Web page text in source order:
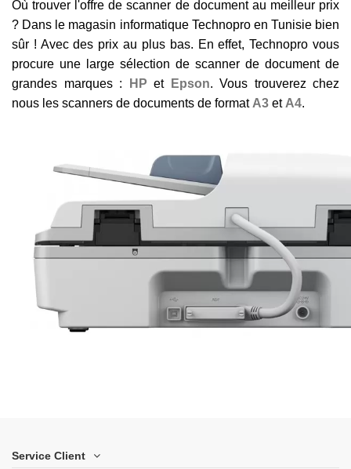
Où trouver l'offre de scanner de document au meilleur prix
? Dans le magasin informatique Technopro en Tunisie bien
sûr ! Avec des prix au plus bas. En effet, Technopro vous
procure une large sélection de scanner de document de
grandes marques :
HP et Epson. Vous trouverez chez
nous les scanners de documents de format A3 et A4.
Service Client